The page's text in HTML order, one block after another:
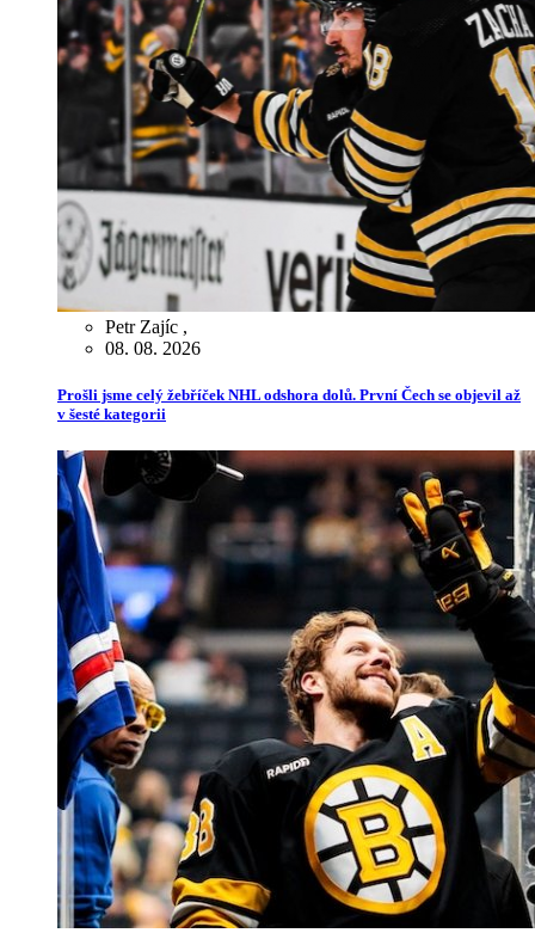
Petr Zajíc ,
08. 08. 2026
Prošli jsme celý žebříček NHL odshora dolů. První Čech se objevil až
v šesté kategorii